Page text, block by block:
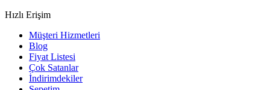
Hızlı Erişim
Müşteri Hizmetleri
Blog
Fiyat Listesi
Çok Satanlar
İndirimdekiler